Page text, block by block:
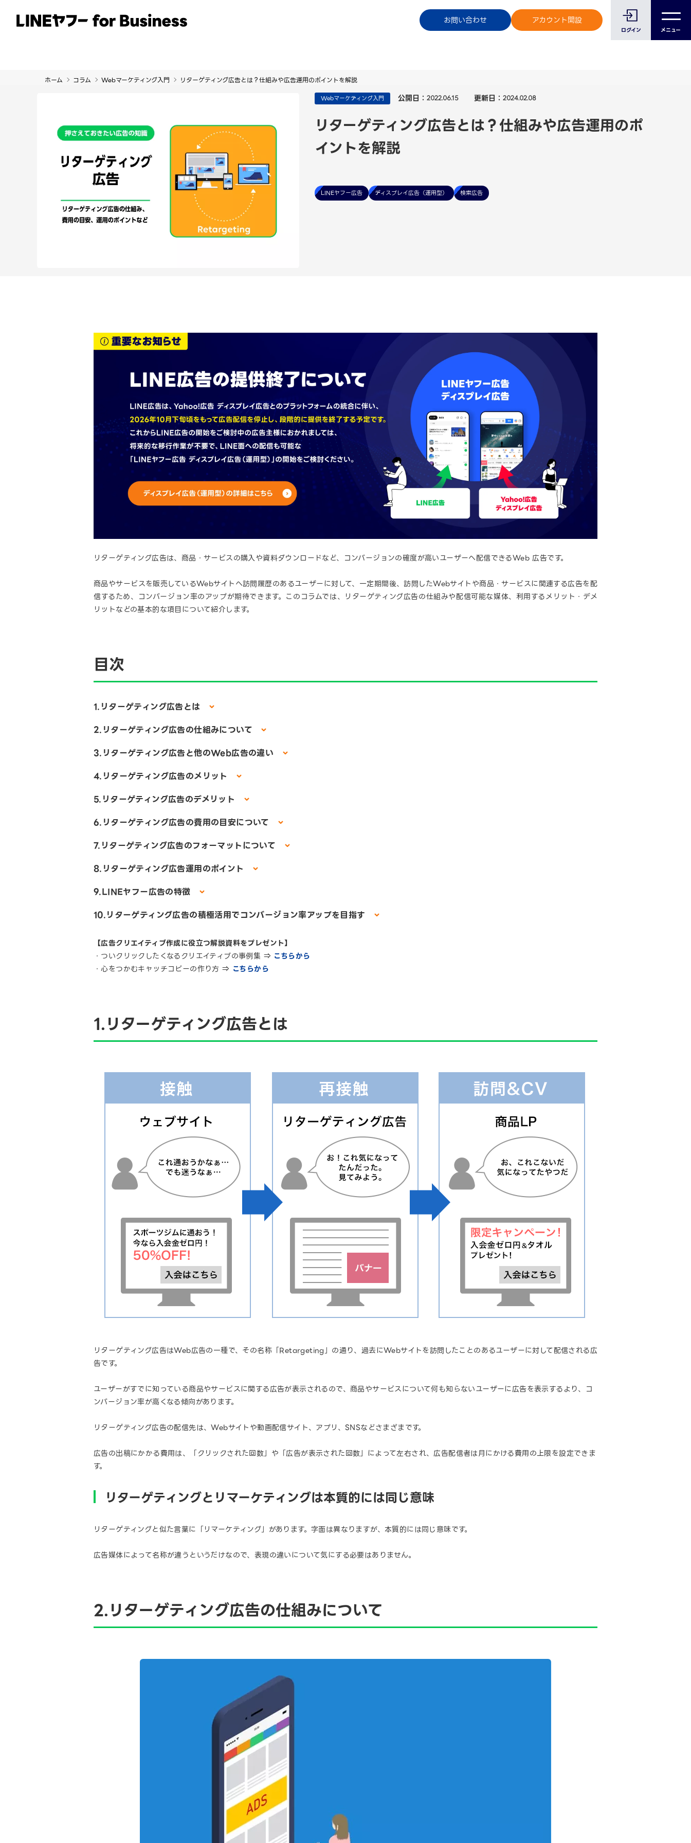
お問い合わせ アカウント開設
ログイン メニュー
サービス 事例 イベント・セミナー ご利用中のお客様へ
ホーム コラム Webマーケティング入門 リターゲティング広告とは？仕組みや広告運用のポイントを解説
Webマーケティング入門 公開日： 2022.06.15 更新日： 2024.02.08
リターゲティング広告とは？仕組みや広告運用のポ
イントを解説
LINEヤフー広告 ディスプレイ広告（運用型） 検索広告
リターゲティング広告は、商品・サービスの購入や資料ダウンロードなど、コンバージョンの確度が高いユーザーへ配信できるWeb 広告です。
商品やサービスを販売しているWebサイトへ訪問履歴のあるユーザーに対して、一定期間後、訪問したWebサイトや商品・サービスに関連する広告を配
信するため、コンバージョン率のアップが期待できます。このコラムでは、リターゲティング広告の仕組みや配信可能な媒体、利用するメリット・デメ
リットなどの基本的な項目について紹介します。
目次
1.リターゲティング広告とは
2.リターゲティング広告の仕組みについて
3.リターゲティング広告と他のWeb広告の違い
4.リターゲティング広告のメリット
5.リターゲティング広告のデメリット
6.リターゲティング広告の費用の目安について
7.リターゲティング広告のフォーマットについて
8.リターゲティング広告運用のポイント
9.LINEヤフー広告の特徴
10.リターゲティング広告の積極活用でコンバージョン率アップを目指す
【広告クリエイティブ作成に役立つ解説資料をプレゼント】
・ついクリックしたくなるクリエイティブの事例集 ⇒ こちらから
・心をつかむキャッチコピーの作り方 ⇒ こちらから
1.リターゲティング広告とは
リターゲティング広告はWeb広告の一種で、その名称「Retargeting」の通り、過去にWebサイトを訪問したことのあるユーザーに対して配信される広
告です。
ユーザーがすでに知っている商品やサービスに関する広告が表示されるので、商品やサービスについて何も知らないユーザーに広告を表示するより、コ
ンバージョン率が高くなる傾向があります。
リターゲティング広告の配信先は、Webサイトや動画配信サイト、アプリ、SNSなどさまざまです。
広告の出稿にかかる費用は、「クリックされた回数」や「広告が表示された回数」によって左右され、広告配信者は月にかける費用の上限を設定できま
す。
リターゲティングとリマーケティングは本質的には同じ意味
リターゲティングと似た言葉に「リマーケティング」があります。字面は異なりますが、本質的には同じ意味です。
広告媒体によって名称が違うというだけなので、表現の違いについて気にする必要はありません。
2.リターゲティング広告の仕組みについて